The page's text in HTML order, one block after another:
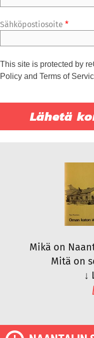
Sähköpostiosoite *
This site is protected by
Policy and Terms of
Mikä on
Mitä on
↓